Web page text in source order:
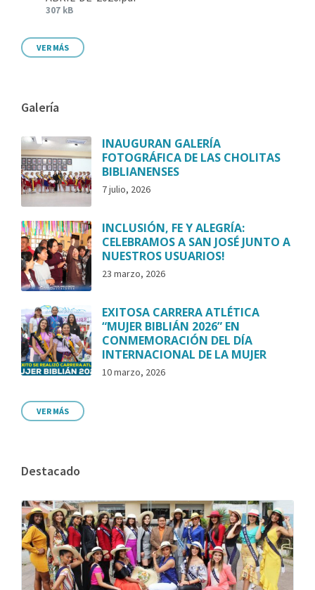
307 kB
VER MÁS
Galería
INAUGURAN GALERÍA
FOTOGRÁFICA DE LAS CHOLITAS
BIBLIANENSES
7 julio, 2026
INCLUSIÓN, FE Y ALEGRÍA:
CELEBRAMOS A SAN JOSÉ JUNTO A
NUESTROS USUARIOS!
23 marzo, 2026
EXITOSA CARRERA ATLÉTICA
“MUJER BIBLIÁN 2026” EN
CONMEMORACIÓN DEL DÍA
INTERNACIONAL DE LA MUJER
10 marzo, 2026
VER MÁS
Destacado